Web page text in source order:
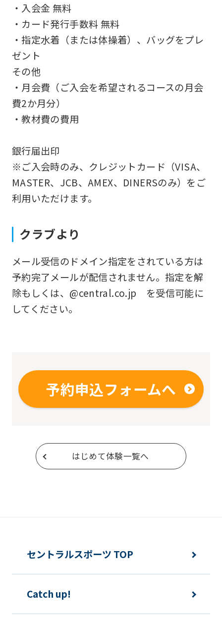
・入会金 無料
・カード発行手数料 無料
・指定水着（または体操着）、バッグをプレ
ゼント
その他
・月会費（ご入会を希望されるコースの月会
費2か月分）
・教材費の費用
銀行届出印
※ご入会時のみ、クレジットカード（VISA、
MASTER、JCB、AMEX、DINERSのみ）をご
利用いただけます。
クラブより
メール受信のドメイン指定をされている方は
予約完了メールが配信されません。指定を解
除もしくは、@central.co.jp を受信可能に
してください。
予約申込フォームへ
はじめて体験一覧へ
ask
that
understand
service.
セントラルスポーツ TOP
Catch up!